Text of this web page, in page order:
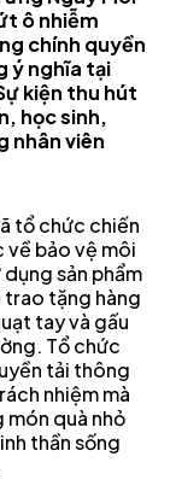
ô nhiễm
chính quyền
ý nghĩa tại
kiện thu hút
học sinh,
nhân viên
tổ chức chiến
về bảo vệ môi
sản phẩm
tặng hàng
tay và gấu
Tổ chức
tải thông
nhiệm mà
món quà nhỏ
thần sống
đồng.